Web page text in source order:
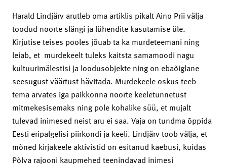
Harald Lindjärv arutleb oma artiklis pikalt Aino Prii välja
toodud noorte slängi ja lühendite kasutamise üle.
Kirjutise teises pooles jõuab ta ka murdeteemani ning
leiab, et murdekeelt tuleks kaitsta samamoodi nagu
kultuurimälestisi ja loodusobjekte ning on ebaõiglane
seesugust väärtust hävitada. Murdekeele oskus teeb
tema arvates iga paikkonna noorte keeletunnetust
mitmekesisemaks ning pole kohalike süü, et mujalt
tulevad inimesed neist aru ei saa. Vaja on tundma õppida
Eesti eripalgelisi piirkondi ja keeli. Lindjärv toob välja, et
mõned kirjakeele aktivistid on esitanud kaebusi, kuidas
Põlva rajooni kaupmehed teenindavad inimesi